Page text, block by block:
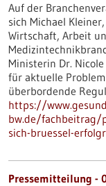
Auf der
sich Michael
Wirtschaft, Arbeit
Ministerin Dr.
für aktuelle
überbordende
https://
bw.de/fachbeitrag/
sich-bruessel-
Pressemitteilung -